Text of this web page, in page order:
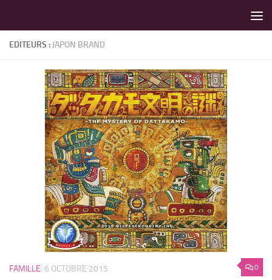
EDITEURS : JAPON BRAND
0
FAMILLE 6 OCTOBRE 2015